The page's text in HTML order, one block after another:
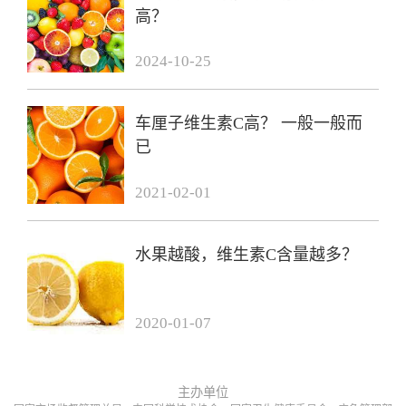
高？
2024-10-25
车厘子维生素C高？ 一般一般而
已
2021-02-01
水果越酸，维生素C含量越多？
2020-01-07
主办单位